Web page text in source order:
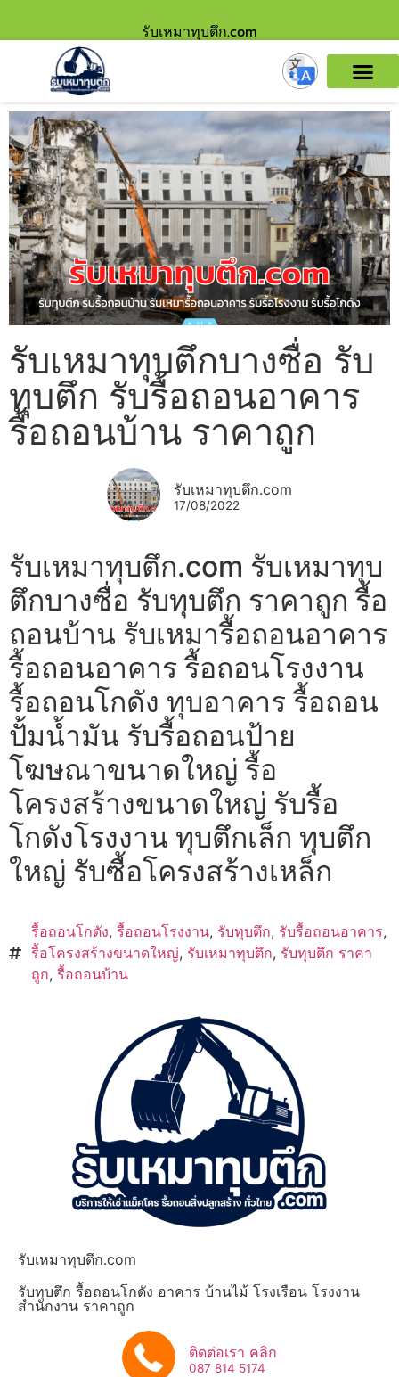
รับเหมาทุบตึก.com
รับเหมาทุบตึกบางซื่อ รับ
ทุบตึก รับรื้อถอนอาคาร
รื้อถอนบ้าน ราคาถูก
รับเหมาทุบตึก.com
17/08/2022
รับเหมาทุบตึก.com รับเหมาทุบ
ตึกบางซื่อ รับทุบตึก ราคาถูก รื้อ
ถอนบ้าน รับเหมารื้อถอนอาคาร
รื้อถอนอาคาร รื้อถอนโรงงาน
รื้อถอนโกดัง ทุบอาคาร รื้อถอน
ปั้มน้ำมัน รับรื้อถอนป้าย
โฆษณาขนาดใหญ่ รื้อ
โครงสร้างขนาดใหญ่ รับรื้อ
โกดังโรงงาน ทุบตึกเล็ก ทุบตึก
ใหญ่ รับซื้อโครงสร้างเหล็ก
รื้อถอนโกดัง, รื้อถอนโรงงาน, รับทุบตึก, รับรื้อถอนอาคาร,
รื้อโครงสร้างขนาดใหญ่, รับเหมาทุบตึก, รับทุบตึก ราคา
ถูก, รื้อถอนบ้าน
รับเหมาทุบตึก.com
รับทุบตึก รื้อถอนโกดัง อาคาร บ้านไม้ โรงเรือน โรงงาน
สำนักงาน ราคาถูก
ติดต่อเรา คลิก
087 814 5174